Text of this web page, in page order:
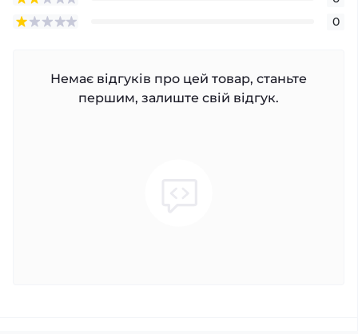
0
Немає відгуків про цей товар, станьте
першим, залиште свій відгук.